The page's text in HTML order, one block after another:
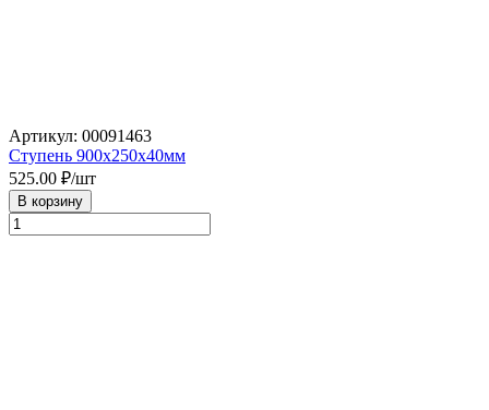
Артикул: 00091463
Ступень 900х250х40мм
525.00 ₽/шт
В корзину